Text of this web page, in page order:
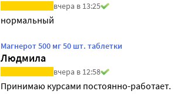
вчера в 13:25
нормальный
Магнерот 500 мг 50 шт. таблетки
Людмила
вчера в 12:58
Принимаю курсами постоянно-работает.